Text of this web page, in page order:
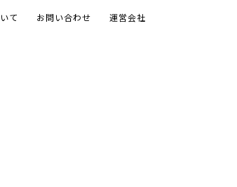
て お問い合わせ 運営会社